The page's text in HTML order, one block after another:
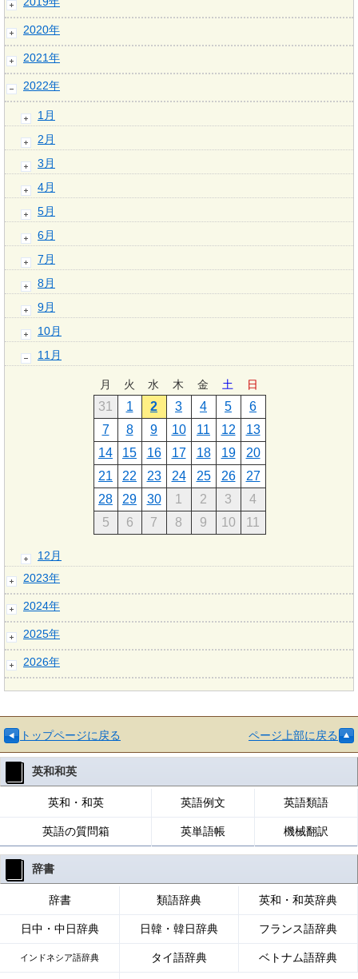
2020年
2021年
2022年
1月
2月
3月
4月
5月
6月
7月
8月
9月
10月
11月
月 火 水 木 金 土 日
31 1 2 3 4 5
6
7
8 9 10 11 12
13
14
15 16 17 18 19
20
21
22 23 24 25 26
27
28
29 30 1 2 3
4
5
6 7 8 9 10 11
12月
2023年
2024年
2025年
2026年
トップページに戻る ページ上部に戻る
英和和英
英和・和英 英語例文 英語類語
英語の質問箱 英単語帳 機械翻訳
辞書
辞書 類語辞典 英和・和英辞典
日中・中日辞典 日韓・韓日辞典 フランス語辞典
インドネシア語辞典 タイ語辞典 ベトナム語辞典